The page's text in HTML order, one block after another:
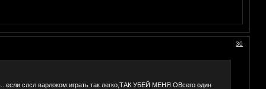
30
слсл варлоком играть так легко,ТАК УБЕЙ МЕНЯ ОВсего один